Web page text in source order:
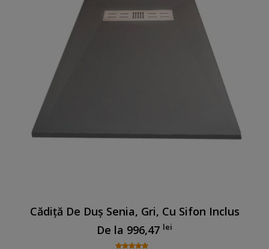
Cădiță De Duș Senia, Gri, Cu Sifon Inclus
De la 996,47 lei